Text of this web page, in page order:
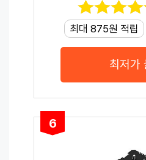
최대 875원 적립
최저가
6